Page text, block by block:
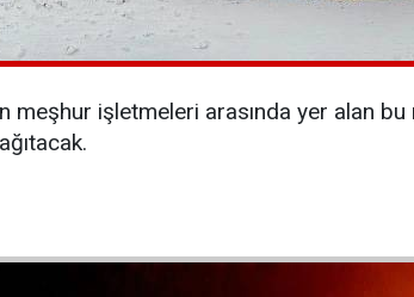
meşhur işletmeleri arasında yer alan